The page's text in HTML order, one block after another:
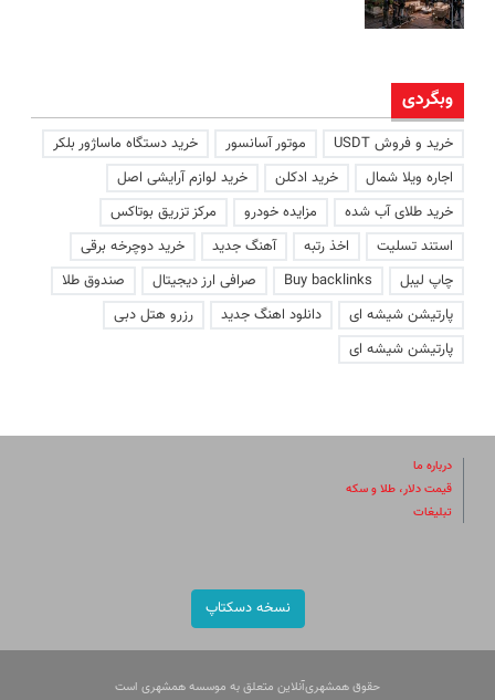
وبگردی
خرید و فروش USDT موتور آسانسور
خرید دستگاه ماساژور بلکر
اجاره ویلا شمال
خرید ادکلن
خرید لوازم آرایشی اصل
خرید طلای آب شده
مزایده خودرو
مرکز تزریق بوتاکس
استند تسلیت
اخذ رتبه آهنگ جدید
خرید دوچرخه برقی
چاپ لیبل
Buy backlinks صرافی ارز دیجیتال
صندوق طلا
پارتیشن شیشه ای
دانلود اهنگ جدید
رزرو هتل دبی
پارتیشن شیشه ای
درباره ما
قیمت دلار، طلا و سکه
تبلیغات
نسخه دسکتاپ
حقوق همشهری‌آنلاین متعلق به موسسه همشهری است